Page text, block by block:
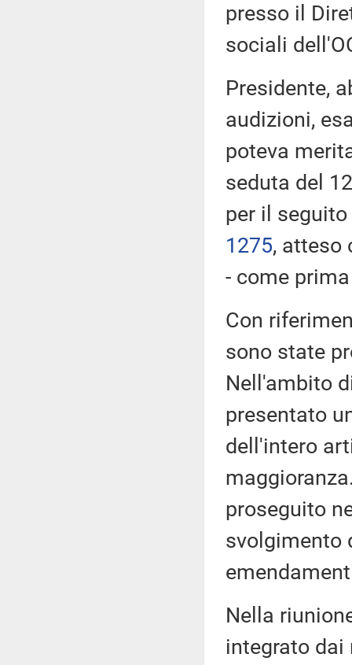
presso il
sociali
Presidente,
audizioni,
poteva
seduta del
per il
1275​, atteso
- come
Con
sono state
Nell'ambito
presentato
dell'intero
proseguito
svolgimento
Nella
integrato dai